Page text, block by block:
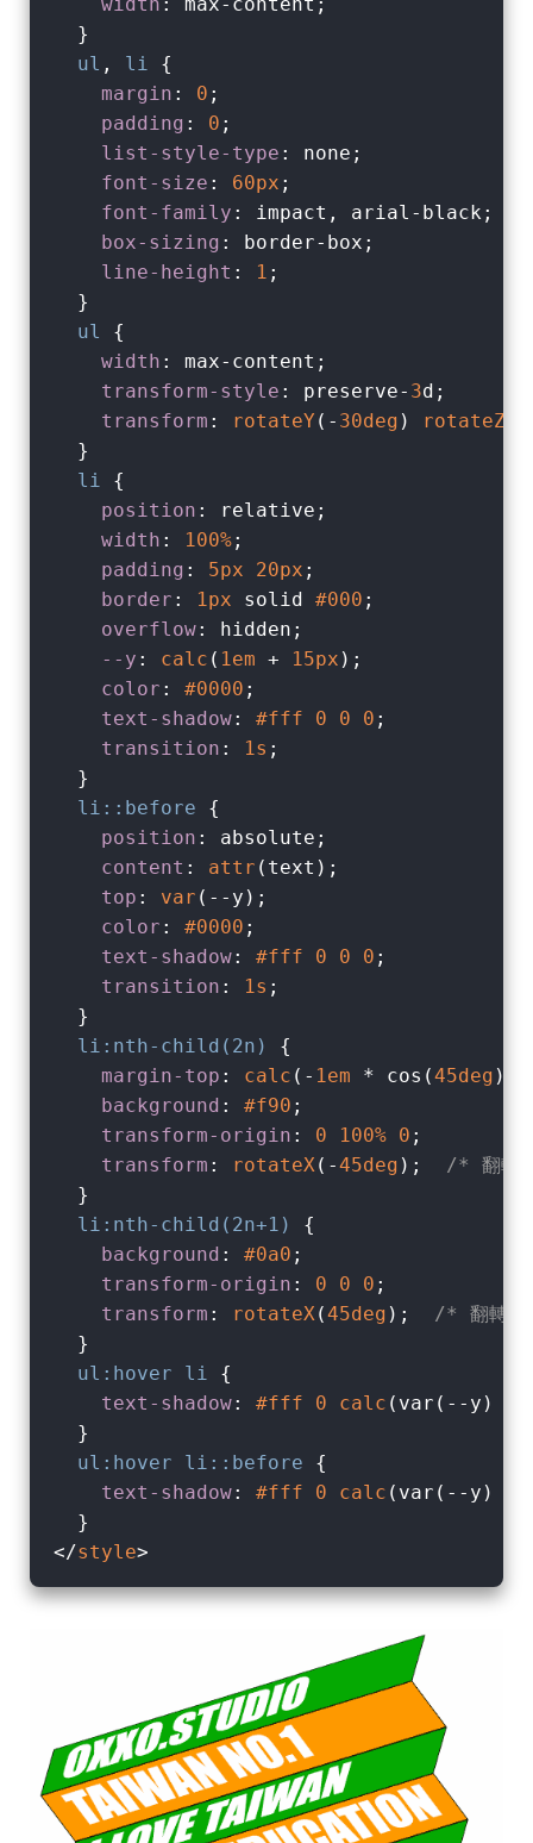
width : max-content;
  }
ul , li {
margin : 0 ;
padding : 0 ;
list-style-type : none;
font-size : 60px ;
font-family : impact, arial-black;
box-sizing : border-box;
line-height : 1 ;
  }
ul
{
width : max-content;
transform-style : preserve- 3
transform : rotateY (- 30deg ) rotateZ
  }
li {
position : relative;
width : 100%;
padding : 5px 20px ;
border : 1px solid #000 ;
overflow: hidden;
--y : calc ( 1em + 15px );
color : #0000 ;
text-shadow: #fff 0 0 0 ;
transition : 1s ;
  }
li ::before {
position : absolute;
content : attr (text);
top : var (--y);
color : #0000 ;
text-shadow: #fff 0 0 0 ;
transition : 1s ;
  }
li :nth-child(2n)
{
margin-top : calc (- 1em * cos(45deg
background : #f90 ;
transform-origin : 0 100% 0 ;
transform : rotateX(-45deg ); /* 翻
  }
li :nth-child(2n+1)
{
background : #0a0 ;
transform-origin : 0 0 0 ;
transform : rotateX(45deg ); /* 翻轉
  }
ul :hover li {
text-shadow: #fff 0 calc (var(--y) *
  }
ul :hover li ::before {
text-shadow: #fff 0 calc (var(--y) *
</style>